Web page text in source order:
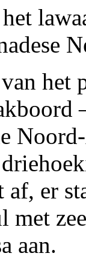
het
er
met
aan.